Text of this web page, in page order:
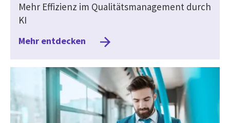
Mehr Effizienz im Qualitätsmanagement durch
KI
Mehr entdecken